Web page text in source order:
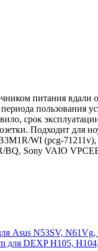
питания вдали
пользования
срок
розетки. Подходит
WI (pcg-
Sony VAIO
Asus N53SV,
для DEXP H105,